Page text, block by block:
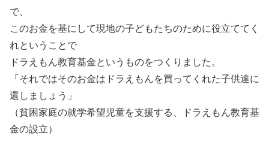
で、
このお金を基にして現地の子どもたちのために役立ててく
れということで
ドラえもん教育基金というものをつくりました。
「それではそのお金はドラえもんを買ってくれた子供達に
還しましょう」
（貧困家庭の就学希望児童を支援する、ドラえもん教育基
金の設立）